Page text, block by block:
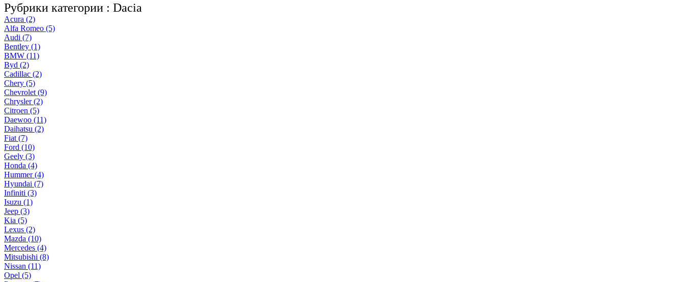
Рубрики категории : Dacia
Acura (2)
Alfa Romeo (5)
Audi (7)
Bentley (1)
BMW (11)
Byd (2)
Cadillac (2)
Chery (5)
Chevrolet (9)
Chrysler (2)
Citroen (5)
Daewoo (11)
Daihatsu (2)
Fiat (7)
Ford (10)
Geely (3)
Honda (4)
Hummer (4)
Hyundai (7)
Infiniti (3)
Isuzu (1)
Jeep (3)
Kia (5)
Lexus (2)
Mazda (10)
Mercedes (4)
Mitsubishi (8)
Nissan (11)
Opel (5)